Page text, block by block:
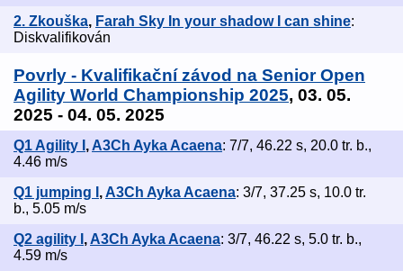
2. Zkouška, Farah Sky In your shadow I can shine:
Diskvalifikován
Povrly - Kvalifikační závod na Senior Open
Agility World Championship 2025, 03. 05.
2025 - 04. 05. 2025
Q1 Agility I , A3Ch Ayka Acaena: 7/7, 46.22 s, 20.0 tr. b.,
4.46 m/s
Q1 jumping I ,A3Ch Ayka Acaena: 3/7, 37.25 s, 10.0 tr.
b., 5.05 m/s
Q2 agility I , A3Ch Ayka Acaena: 3/7, 46.22 s, 5.0 tr. b.,
4.59 m/s